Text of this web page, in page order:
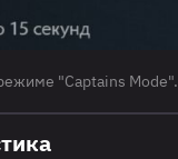
"Captains Mode".